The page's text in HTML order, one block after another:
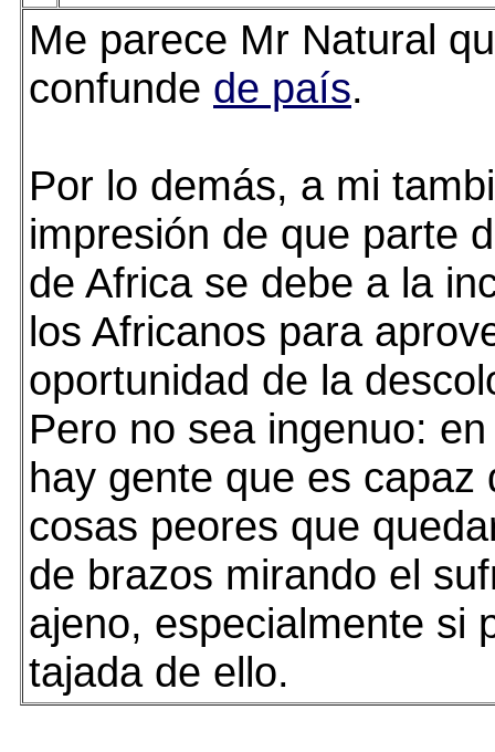
Me parece Mr Natural
confunde de país.
Por lo demás, a mi
impresión de que parte
de Africa se debe a la
los Africanos para
oportunidad de la
Pero no sea ingenuo:
hay gente que es capaz
cosas peores que
de brazos mirando el
ajeno, especialmente si
tajada de ello.